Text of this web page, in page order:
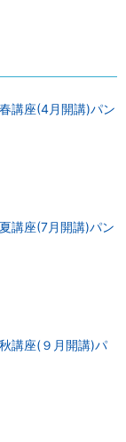
講座(4月開講)パン
講座(7月開講)パン
講座(９月開講)パ